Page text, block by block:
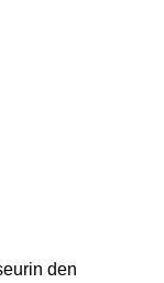
den